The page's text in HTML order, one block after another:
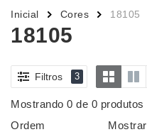
Inicial Cores 18105
18105
Filtros 3
Mostrando 0 de 0 produtos
Ordem
Mostrar